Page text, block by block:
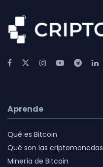
Aprende
Qué es Bitcoin
Qué son las criptomonedas
Minería de Bitcoin